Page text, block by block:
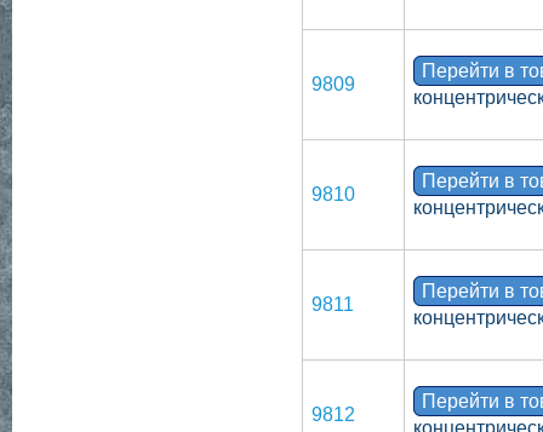
9809
Перейти в
9810
Перейти в
9811
Перейти в
9812
Перейти в